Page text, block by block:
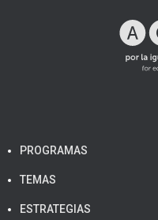
PROGRAMAS
TEMAS
ESTRATEGIAS